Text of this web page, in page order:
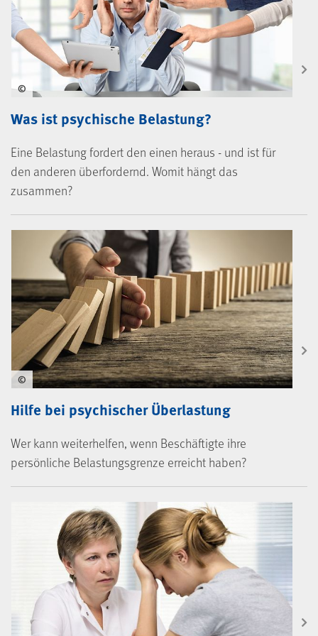
Was ist psychische Belastung?
Eine Belastung fordert den einen heraus - und ist für
den anderen überfordernd. Womit hängt das
zusammen?
©
Hilfe bei psychischer Überlastung
Wer kann weiterhelfen, wenn Beschäftigte ihre
persönliche Belastungsgrenze erreicht haben?
©